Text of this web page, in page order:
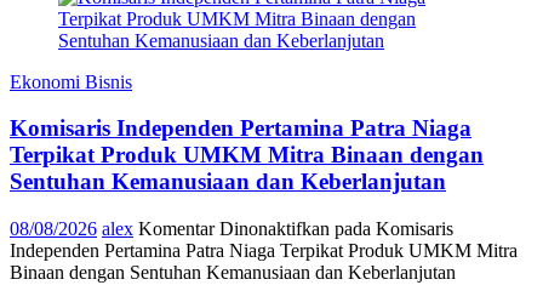
Ekonomi Bisnis
Komisaris Independen Pertamina Patra Niaga
Terpikat Produk UMKM Mitra Binaan dengan
Sentuhan Kemanusiaan dan Keberlanjutan
08/08/2026 alex Komentar Dinonaktifkan pada Komisaris
Independen Pertamina Patra Niaga Terpikat Produk UMKM Mitra
Binaan dengan Sentuhan Kemanusiaan dan Keberlanjutan